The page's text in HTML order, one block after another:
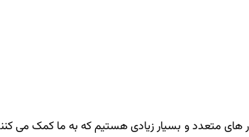
های متعدد و بسیار زیادی هستیم که به ما کمک می